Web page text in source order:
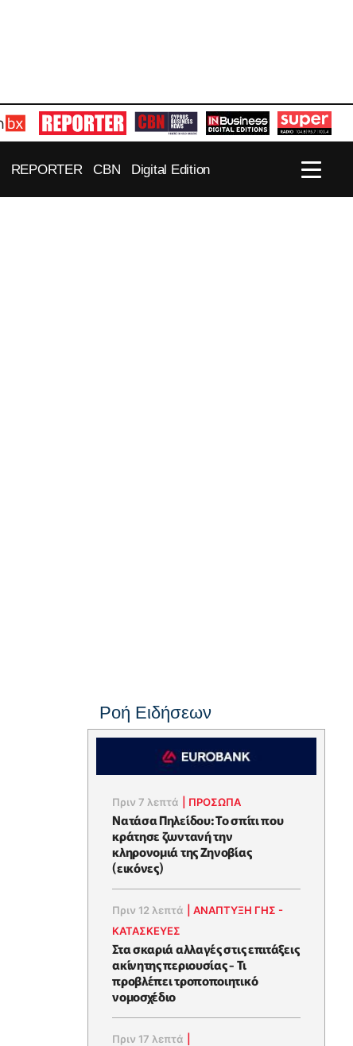
REPORTER CBN Digital Edition
Ροή Ειδήσεων
Πριν 7 λεπτά ΠΡΟΣΩΠΑ
Νατάσα Πηλείδου: Το σπίτι που
κράτησε ζωντανή την
κληρονομιά της Ζηνοβίας
(εικόνες)
Πριν 12 λεπτά |ΑΝΑΠΤΥΞΗ ΓΗΣ -
ΚΑΤΑΣΚΕΥΕΣ
Στα σκαριά αλλαγές στις επιτάξεις
ακίνητης περιουσίας - Τι
προβλέπει τροποποιητικό
νομοσχέδιο
Πριν 17 λεπτά